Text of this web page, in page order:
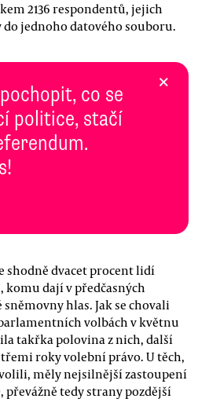
2136 respondentů, jejich
jednoho datového souboru.
co se
politice, stačí
×
shodně dvacet procent lidí
komu dají v předčasných
hlas. Jak se chovali
volbách v květnu
takřka polovina z nich, další
roky volební právo. U těch,
měly nejsilnější zastoupení
převážně tedy strany pozdější